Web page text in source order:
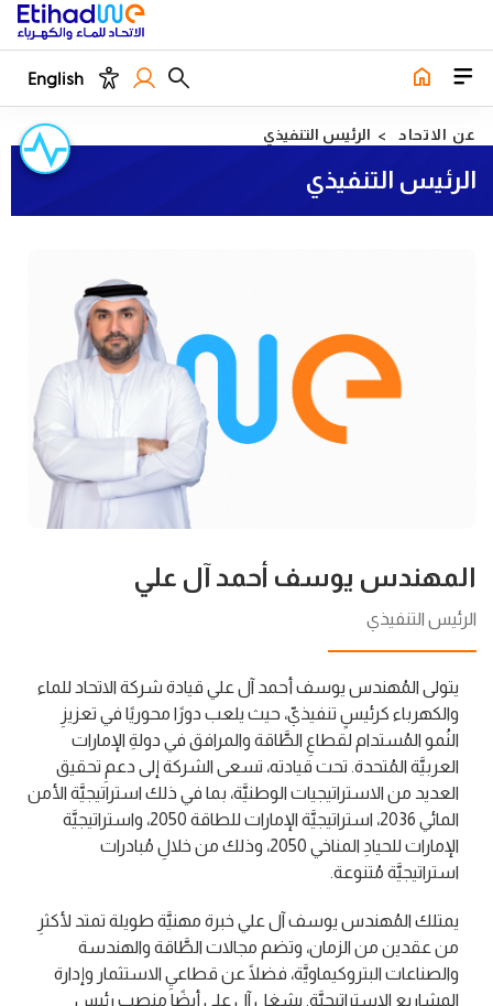
English
عن الاتحاد الرئيس التنفيذي
الرئيس التنفيذي
المهندس يوسف أحمد آل علي
الرئيس التنفيذي
يتولى المُهندس يوسف أحمد آل علي قيادة شركة الاتحاد للماء
والكهرباء كرئيسٍ تنفيذيّ، حيث يلعب دورًا محوريًا في تعزيزِ
النُمو المُستدام لقطاعِ الطَّاقة والمرافق في دولةِ الإمارات
العربيَّة المُتحدة. تحت قيادته، تسعى الشركة إلى دعمِ تحقيق
العديد من الاستراتيجيات الوطنيَّة، بما في ذلك استراتيجيَّة الأمن
المائي 2036، استراتيجيَّة الإمارات للطاقة 2050، واستراتيجيَّة
الإمارات للحيادِ المناخي 2050، وذلك من خلالِ مُبادرات
استراتيجيَّة مُتنوعة.
يمتلك المُهندس يوسف آل علي خبرة مهنيَّة طويلة تمتد لأكثرِ
من عقدين من الزمان، وتضم مجالات الطَّاقة والهندسة
والصناعات البتروكيماويَّة، فضلًا عن قطاعيِ الاستثمار وإدارة
المشاريع الاستراتيجيَّة. يشغل آل علي أيضًا منصب رئيس